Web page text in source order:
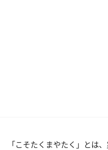
「こそたくまやたく」とは